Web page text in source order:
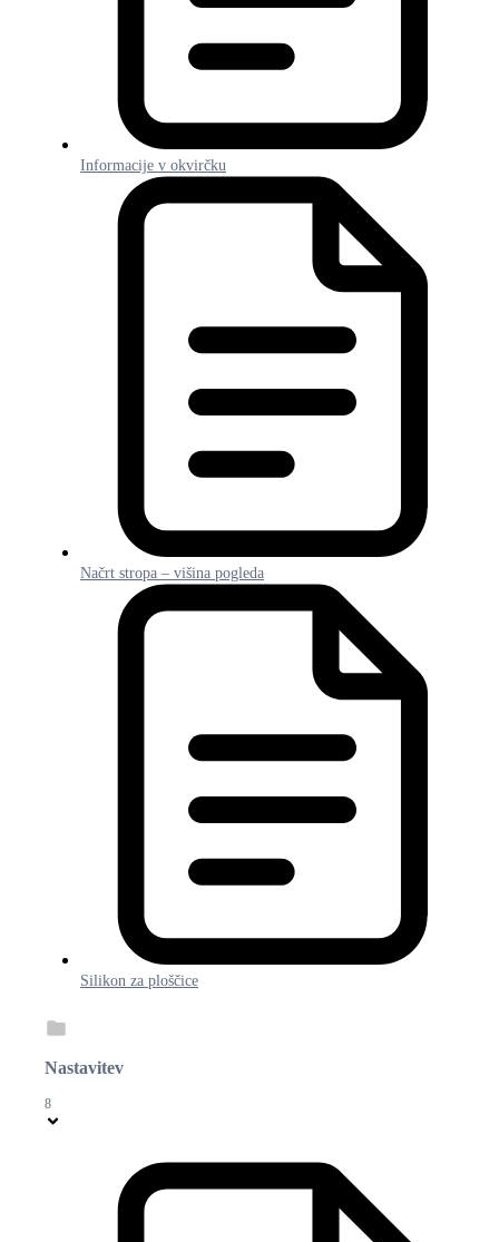
Informacije v okvirčku
Načrt stropa – višina pogleda
Silikon za ploščice
Nastavitev
8